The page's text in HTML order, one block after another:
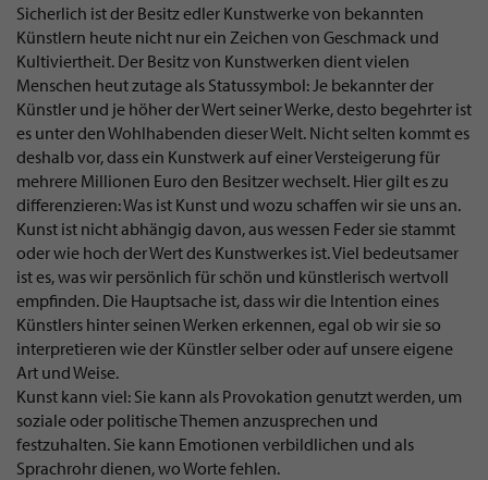
Sicherlich ist der Besitz edler Kunstwerke von bekannten
Künstlern heute nicht nur ein Zeichen von Geschmack und
Kultiviertheit. Der Besitz von Kunstwerken dient vielen
Menschen heut zutage als Statussymbol: Je bekannter der
Künstler und je höher der Wert seiner Werke, desto begehrter ist
es unter den Wohlhabenden dieser Welt. Nicht selten kommt es
deshalb vor, dass ein Kunstwerk auf einer Versteigerung für
mehrere Millionen Euro den Besitzer wechselt. Hier gilt es zu
differenzieren: Was ist Kunst und wozu schaffen wir sie uns an.
Kunst ist nicht abhängig davon, aus wessen Feder sie stammt
oder wie hoch der Wert des Kunstwerkes ist. Viel bedeutsamer
ist es, was wir persönlich für schön und künstlerisch wertvoll
empfinden. Die Hauptsache ist, dass wir die Intention eines
Künstlers hinter seinen Werken erkennen, egal ob wir sie so
interpretieren wie der Künstler selber oder auf unsere eigene
Art und Weise.
Kunst kann viel: Sie kann als Provokation genutzt werden, um
soziale oder politische Themen anzusprechen und
festzuhalten. Sie kann Emotionen verbildlichen und als
Sprachrohr dienen, wo Worte fehlen.